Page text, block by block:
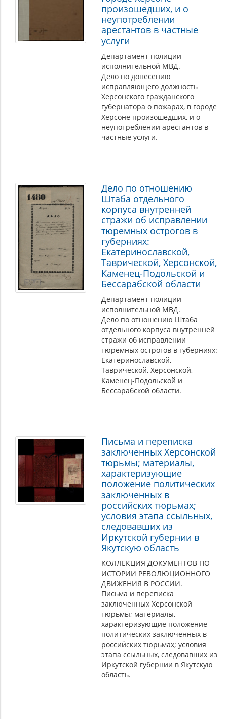
произошедших, и о
неупотреблении
арестантов в частные
услуги
Департамент полиции
исполнительной МВД.
Дело по донесению
исправляющего должность
Херсонского гражданского
губернатора о пожарах, в городе
Херсоне произошедших, и о
неупотреблении арестантов в
частные услуги.
Дело по отношению
Штаба отдельного
корпуса внутренней
стражи об исправлении
тюремных острогов в
губерниях:
Екатеринославской,
Таврической, Херсонской,
Каменец-Подольской и
Бессарабской области
Департамент полиции
исполнительной МВД.
Дело по отношению Штаба
отдельного корпуса внутренней
стражи об исправлении
тюремных острогов в губерниях:
Екатеринославской,
Таврической, Херсонской,
Каменец-Подольской и
Бессарабской области.
Письма и переписка
заключенных Херсонской
тюрьмы; материалы,
характеризующие
положение политических
заключенных в
российских тюрьмах;
условия этапа ссыльных,
следовавших из
Иркутской губернии в
Якутскую область
КОЛЛЕКЦИЯ ДОКУМЕНТОВ ПО
ИСТОРИИ РЕВОЛЮЦИОННОГО
ДВИЖЕНИЯ В РОССИИ.
Письма и переписка
заключенных Херсонской
тюрьмы; материалы,
характеризующие положение
политических заключенных в
российских тюрьмах; условия
этапа ссыльных, следовавших из
Иркутской губернии в Якутскую
область.